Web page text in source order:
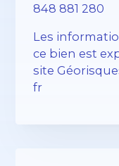
848 881 280
Les
ce bien est
site
fr